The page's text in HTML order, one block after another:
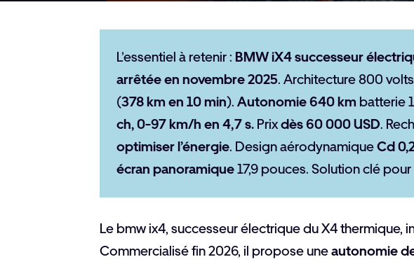
L’essentiel à retenir : BMW iX4 successeur
arrêtée en novembre 2025. Architecture 800
(378 km en 10 min). Autonomie 640 km batterie
ch, 0-97 km/h en 4,7 s. Prixdès 60 000 USD.
optimiser l’énergie. Design aérodynamiqueCd
écran panoramique17,9 pouces. Solution clé
Le bmw ix4, successeur électrique du X4 thermique,
Commercialisé fin 2026, il propose uneautonomie